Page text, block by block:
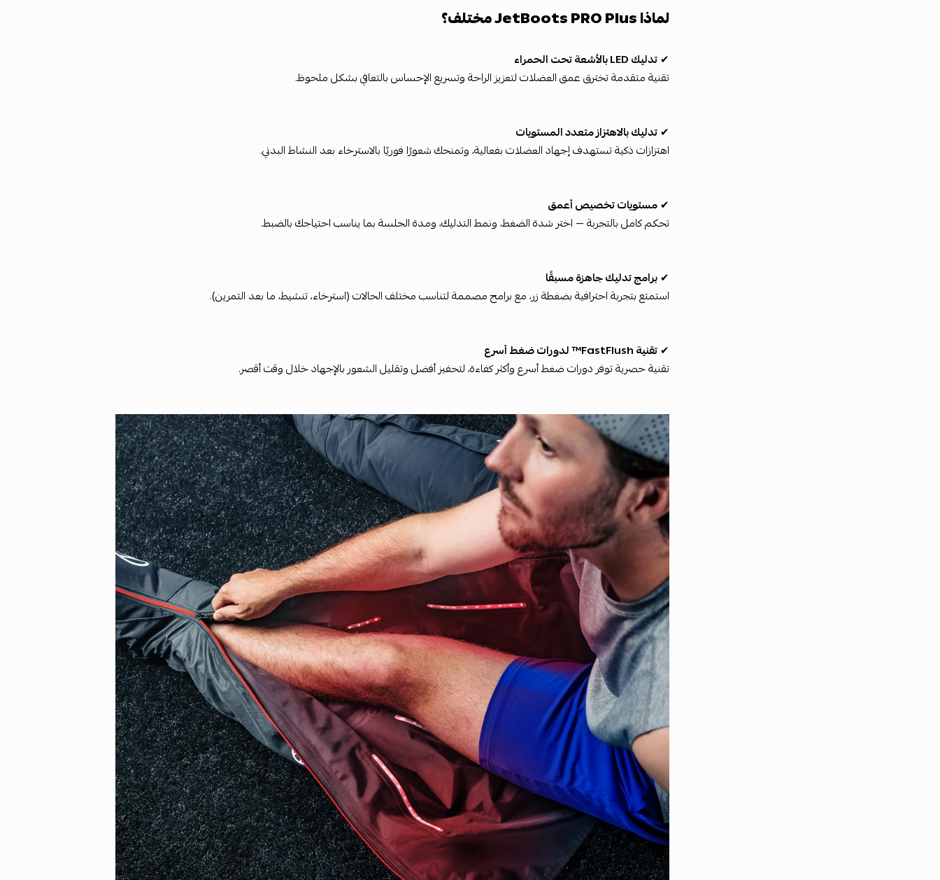
لماذا JetBoots PRO Plus مختلف؟
✔تدليك LED بالأشعة تحت الحمراء
تقنية متقدمة تخترق عمق العضلات لتعزيز الراحة وتسريع الإحساس بالتعافي بشكل ملحوظ.
✔تدليك بالاهتزاز متعدد المستويات
اهتزازات ذكية تستهدف إجهاد العضلات بفعالية، وتمنحك شعورًا فوريًا بالاسترخاء بعد النشاط البدني.
✔مستويات تخصيص أعمق
تحكم كامل بالتجربة — اختر شدة الضغط، ونمط التدليك، ومدة الجلسة بما يناسب احتياجك بالضبط.
✔برامج تدليك جاهزة مسبقًا
استمتع بتجربة احترافية بضغطة زر، مع برامج مصممة لتناسب مختلف الحالات (استرخاء، تنشيط، ما بعد التمرين).
✔تقنية FastFlush™ لدورات ضغط أسرع
تقنية حصرية توفر دورات ضغط أسرع وأكثر كفاءة، لتحفيز أفضل وتقليل الشعور بالإجهاد خلال وقت أقصر.